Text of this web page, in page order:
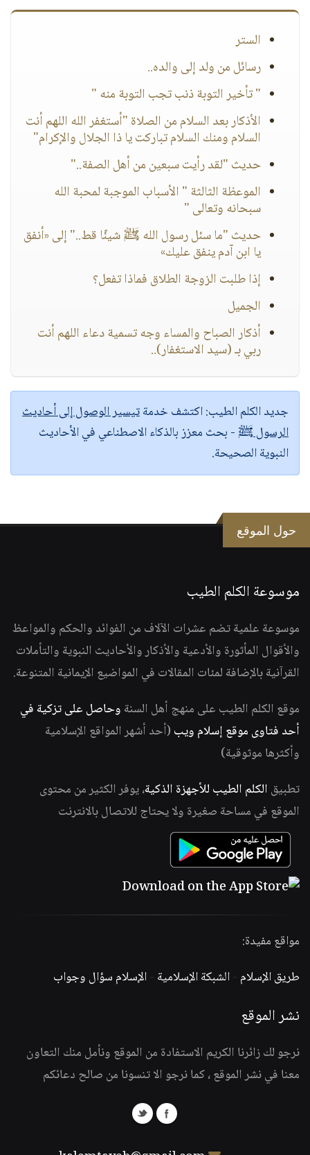
الستر
رسائل من ولد إلى والده..
" تأخير التوبة ذنب تجب التوبة منه "
الأذكار بعد السلام من الصلاة "أستغفر الله اللهم أنت
السلام ومنك السلام تباركت يا ذا الجلال والإكرام"
حديث "لقد رأيت سبعين من أهل الصفة.."
الموعظة الثالثة " الأسباب الموجبة لمحبة الله
سبحانه وتعالى "
حديث "ما سئل رسول الله ﷺ شيئًا قط.." إلى «أنفق
يا ابن آدم ينفق عليك»
إذا طلبت الزوجة الطلاق فماذا تفعل؟
الجميل
أذكار الصباح والمساء وجه تسمية دعاء اللهم أنت
ربي بـ (سيد الاستغفار)..
جديد الكلم الطيب:اكتشف خدمةتيسير الوصول إلى أحاديث
الرسول ﷺ - بحث معزز بالذكاء الاصطناعي في الأحاديث
النبوية الصحيحة.
حول الموقع
موسوعة الكلم الطيب
موسوعة علمية تضم عشرات الآلاف من الفوائد والحكم والمواعظ
والأقوال المأثورة والأدعية والأذكار والأحاديث النبوية والتأملات
القرآنية بالإضافة لمئات المقالات في المواضيع الإيمانية المتنوعة.
موقع الكلم الطيب على منهج أهل السنة وحاصل على تزكية في
أحد فتاوى موقع إسلام ويب (أحد أشهر المواقع الإسلامية
وأكثرها موثوقية)
تطبيق الكلم الطيب للأجهزة الذكية، يوفر الكثير من محتوى
الموقع في مساحة صغيرة ولا يحتاج للاتصال بالانترنت
مواقع مفيدة:
طريق الإسلام -الشبكة الإسلامية -الإسلام سؤال وجواب
نشر الموقع
نرجو لك زائرنا الكريم الاستفادة من الموقع ونأمل منك التعاون
معنا في نشر الموقع ، كما نرجو الا تنسونا من صالح دعائكم